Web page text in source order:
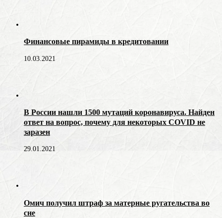
Финансовые пирамиды в кредитовании
10.03.2021
В России нашли 1500 мутаций коронавируса. Найден
ответ на вопрос, почему для некоторых COVID не
заразен
29.01.2021
Омич получил штраф за матерные ругательства во
сне